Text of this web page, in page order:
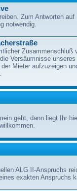
Zum Antworten auf
notwendig.
Zusammenschluß
Versäumnisse
Mieter aufzuzeigen
geht, dann liegt Ihr
ALG II-Anspruchs
exakten Anspruchs